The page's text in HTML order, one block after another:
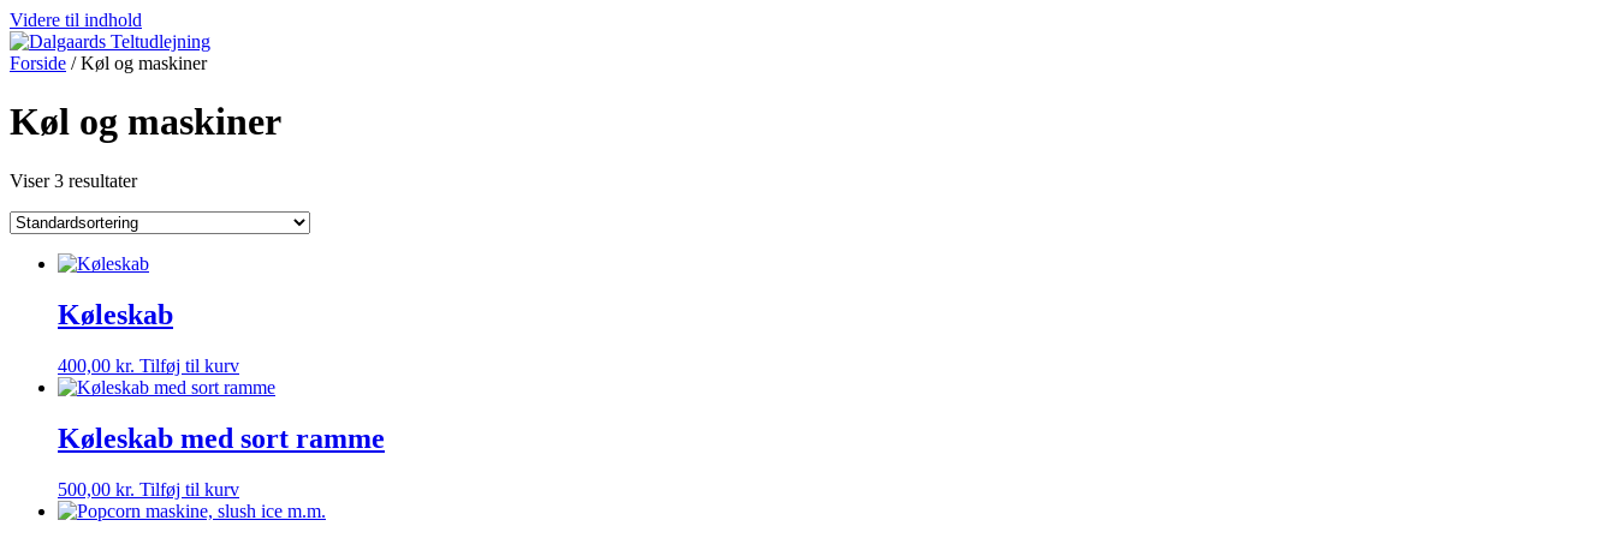
Videre til indhold
Forside / Køl og maskiner
Køl og maskiner
Viser 3 resultater
Køleskab
400,00 kr. Tilføj til kurv
Køleskab med sort ramme
500,00 kr. Tilføj til kurv